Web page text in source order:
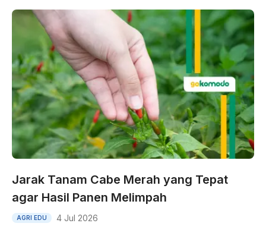
Jarak Tanam Cabe Merah yang Tepat
agar Hasil Panen Melimpah
AGRI EDU 4 Jul 2026